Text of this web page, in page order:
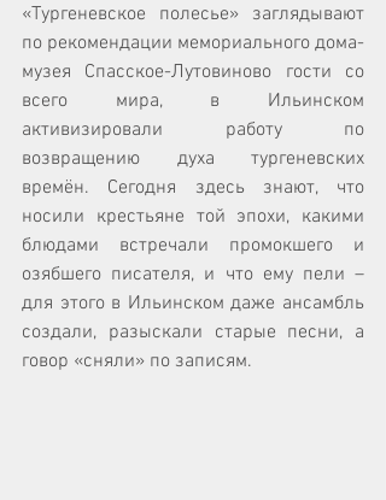
«Тургеневское полесье» заглядывают
по рекомендации мемориального дома-
музея Спасское-Лутовиново гости со
всего мира, в Ильинском
активизировали работу по
возвращению духа тургеневских
времён. Сегодня здесь знают, что
носили крестьяне той эпохи, какими
блюдами встречали промокшего и
озябшего писателя, и что ему пели –
для этого в Ильинском даже ансамбль
создали, разыскали старые песни, а
говор «сняли» по записям.